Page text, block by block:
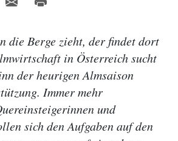
die Berge zieht, der findet dort
in Österreich sucht
der heurigen Almsaison
Immer mehr
und
sich den Aufgaben auf den